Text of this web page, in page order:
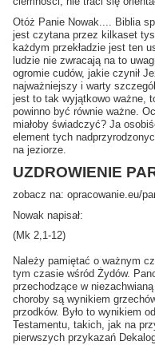
Otóż Panie Nowak.... Biblia
jest czytana przez kilkaset
każdym przekładzie jest ten
ludzie nie zwracają na to
ogromie cudów, jakie czynił
najważniejszy i warty
jest to tak wyjątkowo ważne,
powinno być równie ważne.
miałoby świadczyć? Ja
element tych
na jeziorze.
UZDROWIENIE
zobacz na: opracowanie.eu/
Nowak napisał:
(Mk 2,1-12)
Należy pamiętać o ważnym
tym czasie wśród Żydów.
przechodzące w
choroby są wynikiem
przodków. Było to wynikiem
Testamentu, takich, jak na
pierwszych przykazań